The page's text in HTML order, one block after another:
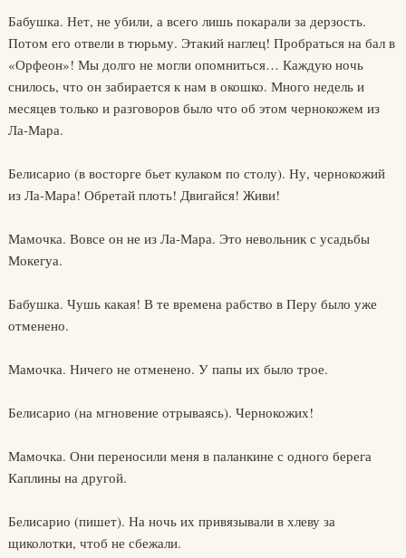
Бабушка. Нет, не убили, а всего лишь покарали за дерзость.
Потом его отвели в тюрьму. Этакий наглец! Пробраться на бал в
«Орфеон»! Мы долго не могли опомниться… Каждую ночь
снилось, что он забирается к нам в окошко. Много недель и
месяцев только и разговоров было что об этом чернокожем из
Ла-Мара.
Белисарио (в восторге бьет кулаком по столу). Ну, чернокожий
из Ла-Мара! Обретай плоть! Двигайся! Живи!
Мамочка. Вовсе он не из Ла-Мара. Это невольник с усадьбы
Мокегуа.
Бабушка. Чушь какая! В те времена рабство в Перу было уже
отменено.
Мамочка. Ничего не отменено. У папы их было трое.
Белисарио (на мгновение отрываясь). Чернокожих!
Мамочка. Они переносили меня в паланкине с одного берега
Каплины на другой.
Белисарио (пишет). На ночь их привязывали в хлеву за
щиколотки, чтоб не сбежали.